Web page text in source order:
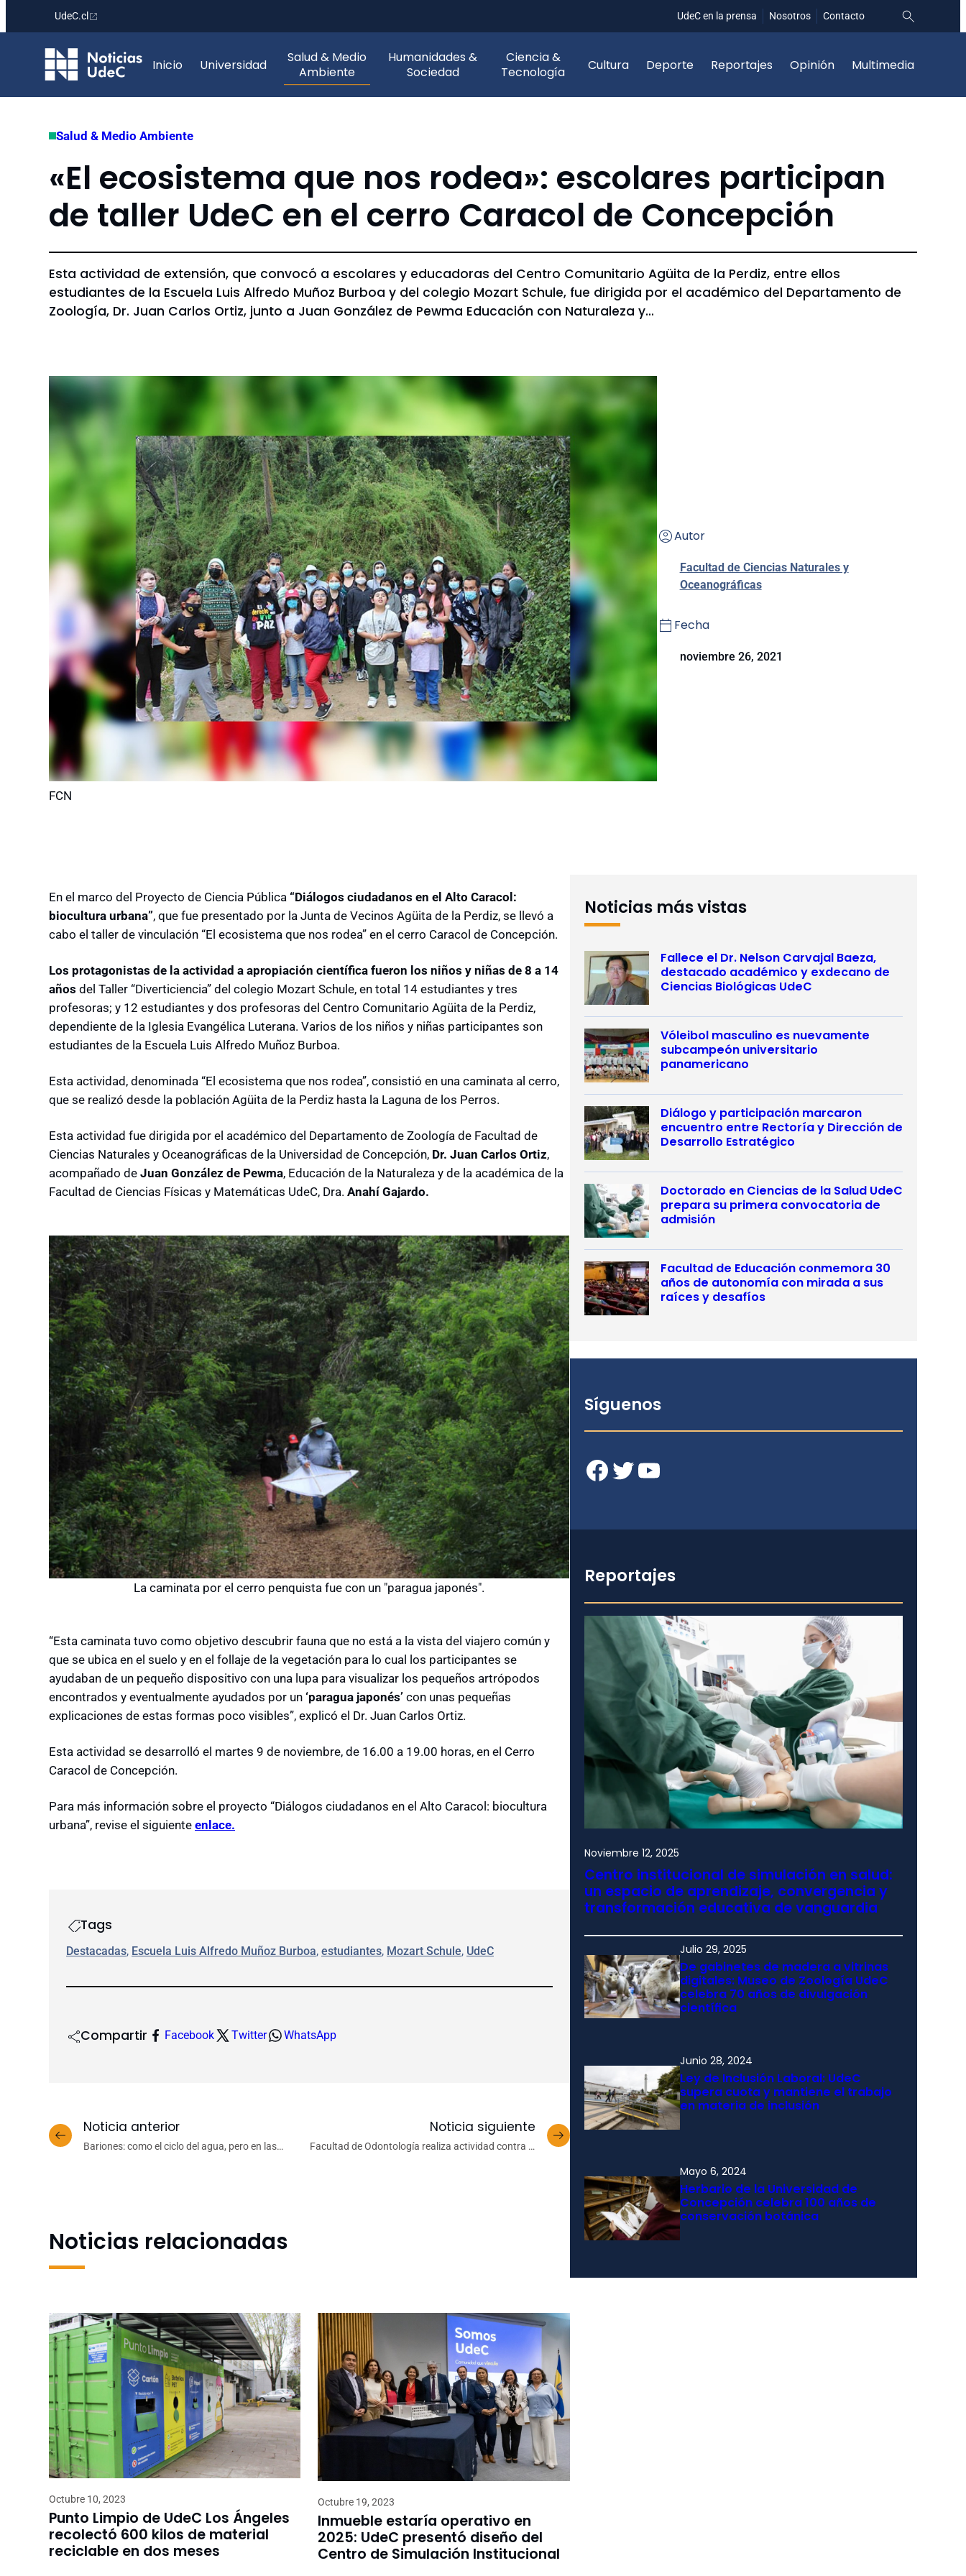
contenido
UdeC.cl UdeC en la prensa Nosotros Contacto
Inicio Universidad
Salud & Medio
Ambiente
Humanidades &
Sociedad
Ciencia &
Tecnología
Cultura Deporte Reportajes Opinión Multimedia
Salud & Medio Ambiente
«El ecosistema que nos rodea»: escolares participan
de taller UdeC en el cerro Caracol de Concepción
Esta actividad de extensión, que convocó a escolares y educadoras del Centro Comunitario Agüita de la Perdiz, entre ellos
estudiantes de la Escuela Luis Alfredo Muñoz Burboa y del colegio Mozart Schule, fue dirigida por el académico del Departamento de
Zoología, Dr. Juan Carlos Ortiz, junto a Juan González de Pewma Educación con Naturaleza y…
FCN
Autor
Facultad de Ciencias Naturales y
Oceanográficas
Fecha
noviembre 26, 2021
En el marco del Proyecto de Ciencia Pública “Diálogos ciudadanos en el Alto Caracol:
biocultura urbana”, que fue presentado por la Junta de Vecinos Agüita de la Perdiz, se llevó a
cabo el taller de vinculación “El ecosistema que nos rodea” en el cerro Caracol de Concepción.
Los protagonistas de la actividad a apropiación científica fueron los niños y niñas de 8 a 14
años del Taller “Diverticiencia” del colegio Mozart Schule, en total 14 estudiantes y tres
profesoras; y 12 estudiantes y dos profesoras del Centro Comunitario Agüita de la Perdiz,
dependiente de la Iglesia Evangélica Luterana. Varios de los niños y niñas participantes son
estudiantes de la Escuela Luis Alfredo Muñoz Burboa.
Esta actividad, denominada “El ecosistema que nos rodea”, consistió en una caminata al cerro,
que se realizó desde la población Agüita de la Perdiz hasta la Laguna de los Perros.
Esta actividad fue dirigida por el académico del Departamento de Zoología de Facultad de
Ciencias Naturales y Oceanográficas de la Universidad de Concepción, Dr. Juan Carlos Ortiz,
acompañado de Juan González de Pewma, Educación de la Naturaleza y de la académica de la
Facultad de Ciencias Físicas y Matemáticas UdeC, Dra. Anahí Gajardo.
La caminata por el cerro penquista fue con un "paragua japonés".
“Esta caminata tuvo como objetivo descubrir fauna que no está a la vista del viajero común y
que se ubica en el suelo y en el follaje de la vegetación para lo cual los participantes se
ayudaban de un pequeño dispositivo con una lupa para visualizar los pequeños artrópodos
encontrados y eventualmente ayudados por un ‘paragua japonés’ con unas pequeñas
explicaciones de estas formas poco visibles”, explicó el Dr. Juan Carlos Ortiz.
Esta actividad se desarrolló el martes 9 de noviembre, de 16.00 a 19.00 horas, en el Cerro
Caracol de Concepción.
Para más información sobre el proyecto “Diálogos ciudadanos en el Alto Caracol: biocultura
urbana”, revise el siguiente enlace.
Tags
Destacadas, Escuela Luis Alfredo Muñoz Burboa, estudiantes, Mozart Schule, UdeC
Compartir Facebook Twitter WhatsApp
Noticia anterior
Bariones: como el ciclo del agua, pero en las
Noticia siguiente
Facultad de Odontología realiza actividad contra el
Noticias relacionadas
Octubre 10, 2023
Punto Limpio de UdeC Los Ángeles
recolectó 600 kilos de material
reciclable en dos meses
Octubre 19, 2023
Inmueble estaría operativo en
2025: UdeC presentó diseño del
Centro de Simulación Institucional
Noticias más vistas
Fallece el Dr. Nelson Carvajal Baeza,
destacado académico y exdecano de
Ciencias Biológicas UdeC
Vóleibol masculino es nuevamente
subcampeón universitario
panamericano
Diálogo y participación marcaron
encuentro entre Rectoría y Dirección de
Desarrollo Estratégico
Doctorado en Ciencias de la Salud UdeC
prepara su primera convocatoria de
admisión
Facultad de Educación conmemora 30
años de autonomía con mirada a sus
raíces y desafíos
Síguenos
Facebook Twitter YouTube
Reportajes
Noviembre 12, 2025
Centro institucional de simulación en salud:
un espacio de aprendizaje, convergencia y
transformación educativa de vanguardia
Julio 29, 2025
De gabinetes de madera a vitrinas
digitales: Museo de Zoología UdeC
celebra 70 años de divulgación
científica
Junio 28, 2024
Ley de Inclusión Laboral: UdeC
supera cuota y mantiene el trabajo
en materia de inclusión
Mayo 6, 2024
Herbario de la Universidad de
Concepción celebra 100 años de
conservación botánica